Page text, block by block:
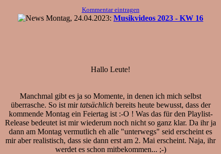
Kommentar eintragen
Montag, 24.04.2023: Musikvideos 2023 - KW 16
Hallo Leute!
Manchmal gibt es ja so Momente, in denen ich mich selbst
überrasche. So ist mirtatsächlichbereits heute bewusst, dass der
kommende Montag ein Feiertag ist :-O ! Was das für den Playlist-
Release bedeutet ist mir wiederum noch nicht so ganz klar. Da ihr ja
dann am Montag vermutlich eh alle "unterwegs" seid erscheint es
mir aber realistisch, dass sie dann erst am 2. Mai erscheint. Naja, ihr
werdet es schon mitbekommen... ;-)